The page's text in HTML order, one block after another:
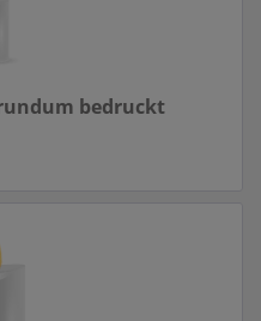
bedruckt